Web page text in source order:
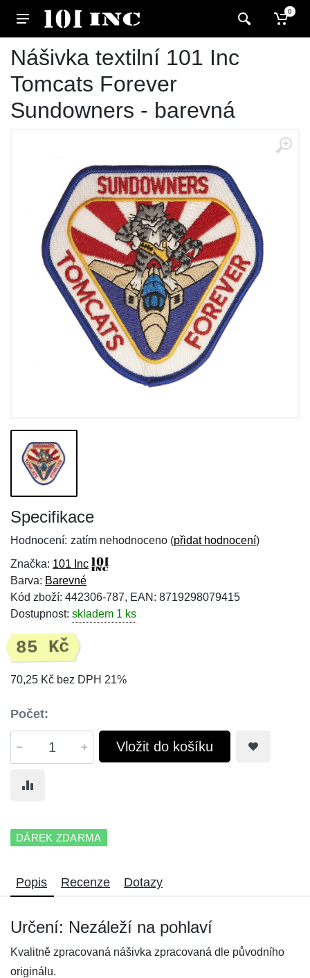
0
Nášivka textilní 101 Inc
Tomcats Forever
Sundowners - barevná
Specifikace
Hodnocení: zatím nehodnoceno (přidat hodnocení)
Značka: 101 Inc
Barva: Barevné
Kód zboží: 442306-787, EAN: 8719298079415
Dostupnost: skladem 1 ks
85 Kč
70,25 Kč bez DPH 21%
Počet:
Vložit do košíku
DÁREK ZDARMA
Popis Recenze Dotazy
Určení: Nezáleží na pohlaví
Kvalitně zpracovaná nášivka zpracovaná dle původního
originálu.